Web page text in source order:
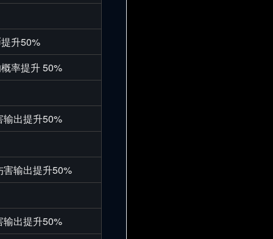
升50%
率提升 50%
输出提升50%
输出提升50%
输出提升50%